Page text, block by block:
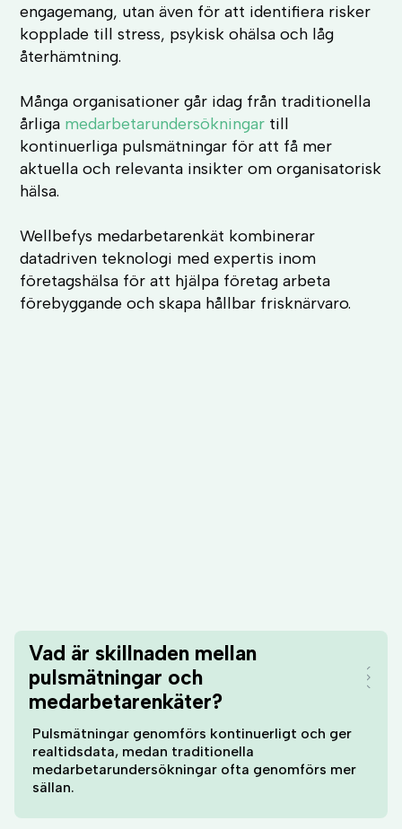
engagemang, utan även för att identifiera risker
kopplade till stress, psykisk ohälsa och låg
återhämtning.
Många organisationer går idag från traditionella
årliga medarbetarundersökningar till
kontinuerliga pulsmätningar för att få mer
aktuella och relevanta insikter om organisatorisk
hälsa.
Wellbefys medarbetarenkät kombinerar
datadriven teknologi med expertis inom
företagshälsa för att hjälpa företag arbeta
förebyggande och skapa hållbar frisknärvaro.
Vad är skillnaden mellan
pulsmätningar och
medarbetarenkäter?
Pulsmätningar genomförs kontinuerligt och ger
realtidsdata, medan traditionella
medarbetarundersökningar ofta genomförs mer
sällan.